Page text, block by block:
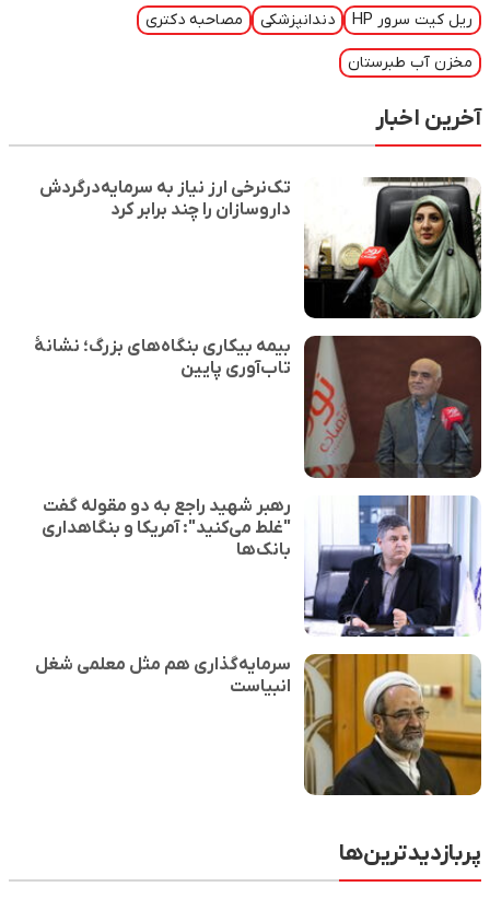
ریل کیت سرور HP دندانپزشکی مصاحبه دکتری
مخزن آب طبرستان
آخرین اخبار
تک‌نرخی ارز نیاز به سرمایه‌درگردش
داروسازان را چند برابر کرد
بیمه بیکاری بنگاه‌های بزرگ؛ نشانهٔ
تاب‌آوری پایین
رهبر شهید راجع به دو مقوله گفت
"غلط می‌کنید": آمریکا و بنگاهداری
بانک‌ها
سرمایه‌گذاری هم مثل معلمی شغل
انبیاست
پربازدیدترین‌ها